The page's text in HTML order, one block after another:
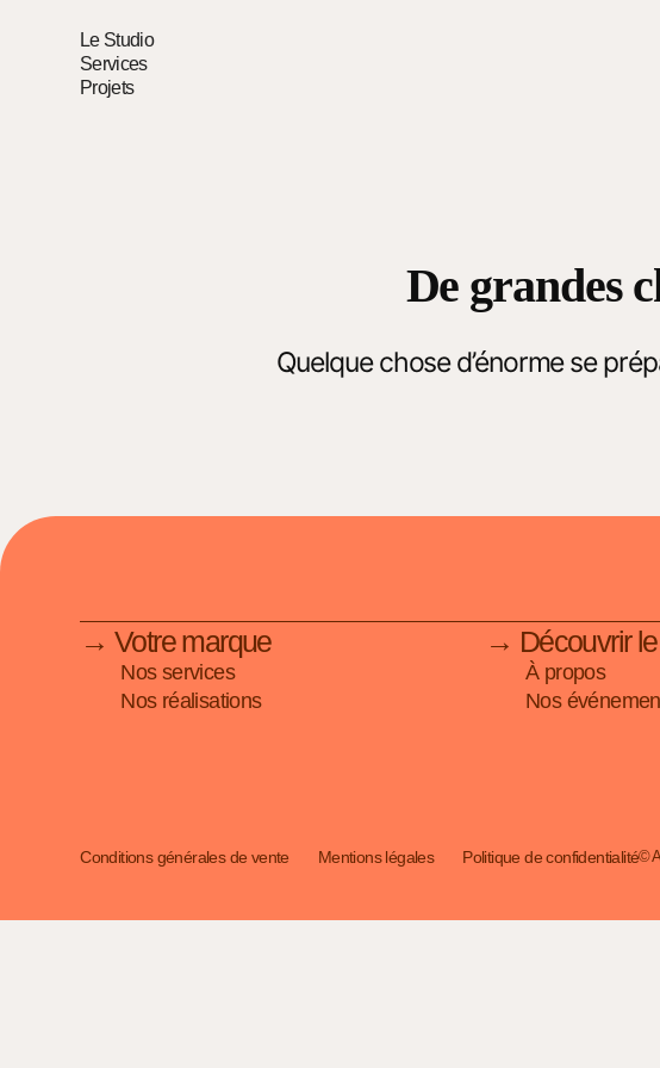
Le Studio
Services
Projets
De grandes
Quelque chose d’énorme se
→ Votre marque
Nos services
Nos réalisations
→ Découvrir
À propos
Nos
Conditions générales de vente Mentions légales Politique de confidentialité©